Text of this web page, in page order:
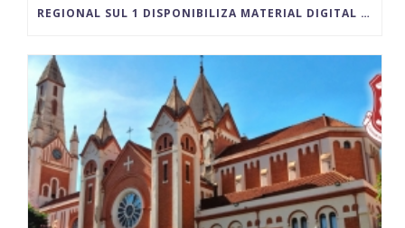
REGIONAL SUL 1 DISPONIBILIZA MATERIAL DIGITAL PARA VIVÊNCIA DA QUARESMA E DO TEMPO PASCAL